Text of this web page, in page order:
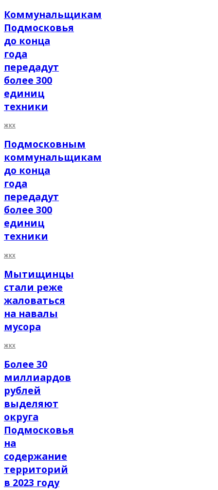
Коммунальщикам
Подмосковья
до конца
года
передадут
более 300
единиц
техники
ЖКХ
Подмосковным
коммунальщикам
до конца
года
передадут
более 300
единиц
техники
ЖКХ
Мытищинцы
стали реже
жаловаться
на навалы
мусора
ЖКХ
Более 30
миллиардов
рублей
выделяют
округа
Подмосковья
на
содержание
территорий
в 2023 году